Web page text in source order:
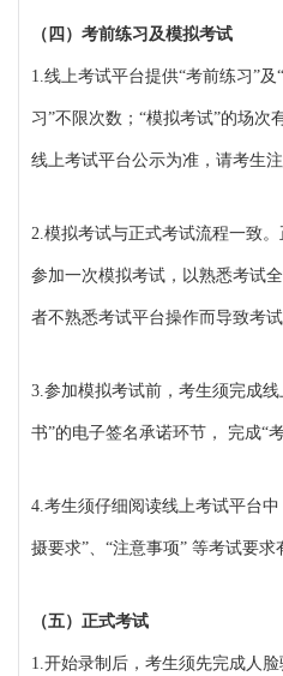
（四）考前练习及模拟考试
1.线上考试平台提供“考前练习”及
习”不限次数；“模拟考试”的场次
线上考试平台公示为准，请考生注
2.模拟考试与正式考试流程一致
参加一次模拟考试，以熟悉考试
者不熟悉考试平台操作而导致考
3.参加模拟考试前，考生须完成
书”的电子签名承诺环节， 完成“
4.考生须仔细阅读线上考试平台
摄要求”、“注意事项” 等考试要求
（五）正式考试
1.开始录制后，考生须先完成人